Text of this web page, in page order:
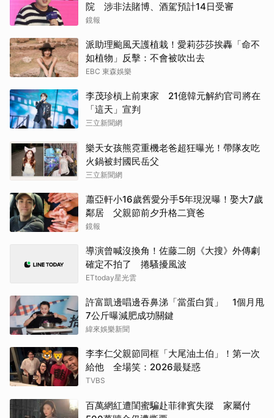
院 涉非法賭博、酒駕預計14日受審
鏡報
派助理颱風天護植栽！愛莉莎莎挨轟「命不
如植物」反擊：不會被吹出去
EBC 東森娛樂
李茂珍槓上前東家 21億韓元解約官司將在
「這天」宣判
三立新聞網
樂天女孩熊霓重機老爸超狂曝光！帶隊友吃
火鍋被封國民岳父
三立新聞網
蕭亞軒小16歲舊愛分手5年現況曝！娶大7歲
鄰居 父親節前夕升格二寶爸
鏡報
導演曾喊沒換角！佐藤二朗《大搜》外傳劇
確定不拍了 捲騷擾風波
ETtoday星光雲
許富凱邊唱邊吞鼻涕「當蛋白質」 1個月甩
7公斤曝減肥成功關鍵
緯來娛樂新聞
李李仁父親節同框「大尾油土伯」！第一次
給他 全場笑：2026最疑惑
TVBS
百萬網紅遭閨蜜騙赴菲律賓失蹤 家屬付